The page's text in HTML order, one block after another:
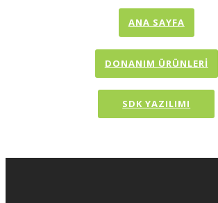
ANA SAYFA
DONANIM ÜRÜNLERİ
SDK YAZILIMI